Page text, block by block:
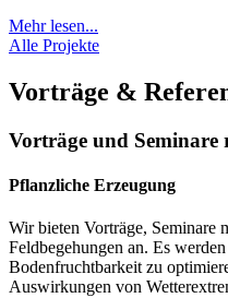
Mehr lesen...
Alle Projekte
Vorträge &
Vorträge und Seminare
Pflanzliche Erzeugung
Wir bieten Vorträge, Seminare
Feldbegehungen an. Es
Bodenfruchtbarkeit zu
Auswirkungen von